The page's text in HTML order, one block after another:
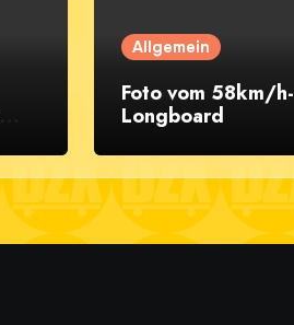
Allgemein
Foto vom 58km/h-
Longboard